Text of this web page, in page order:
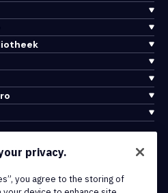
privacy.
you agree to the storing of